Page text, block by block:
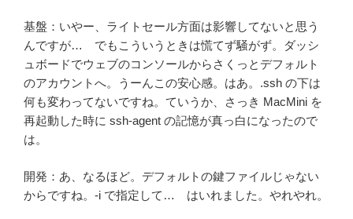
基盤：いやー、ライトセール方面は影響してないと思う
んですが… でもこういうときは慌てず騒がず。ダッシ
ュボードでウェブのコンソールからさくっとデフォルト
のアカウントへ。うーんこの安心感。はあ。.ssh の下は
何も変わってないですね。ていうか、さっき MacMini を
再起動した時に ssh-agent の記憶が真っ白になったので
は。
開発：あ、なるほど。デフォルトの鍵ファイルじゃない
からですね。-i で指定して… はいれました。やれやれ。